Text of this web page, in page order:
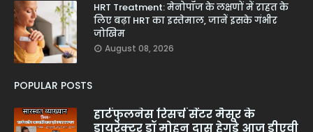
HRT Treatment: मेनोपॉज के लक्षणों में राहत के
लिए बढ़ा HRT का इस्तेमाल, जानें इसके गंभीर
जोखिम
August 08, 2026
POPULAR POSTS
हार्टफुलनेस रिसर्च सेंटर मैसूर के
डायरेक्टर डॉ मोहन दास हेगड़े आज डीएवी